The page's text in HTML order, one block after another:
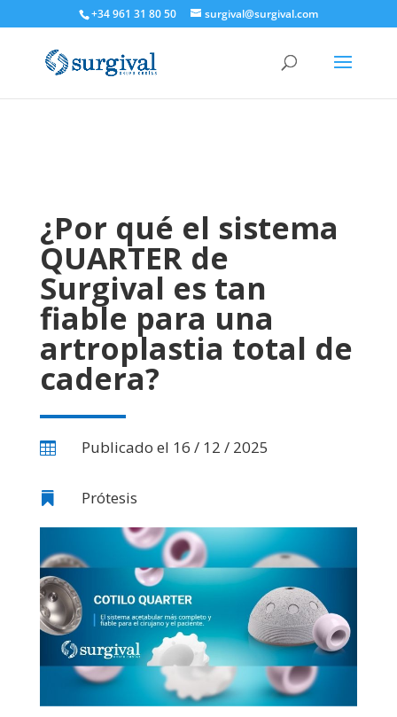
+34 961 31 80 50 surgival@surgival.com
¿Por qué el sistema
QUARTER de
Surgival es tan
fiable para una
artroplastia total de
cadera?
 Publicado el 16 / 12 / 2025
 Prótesis